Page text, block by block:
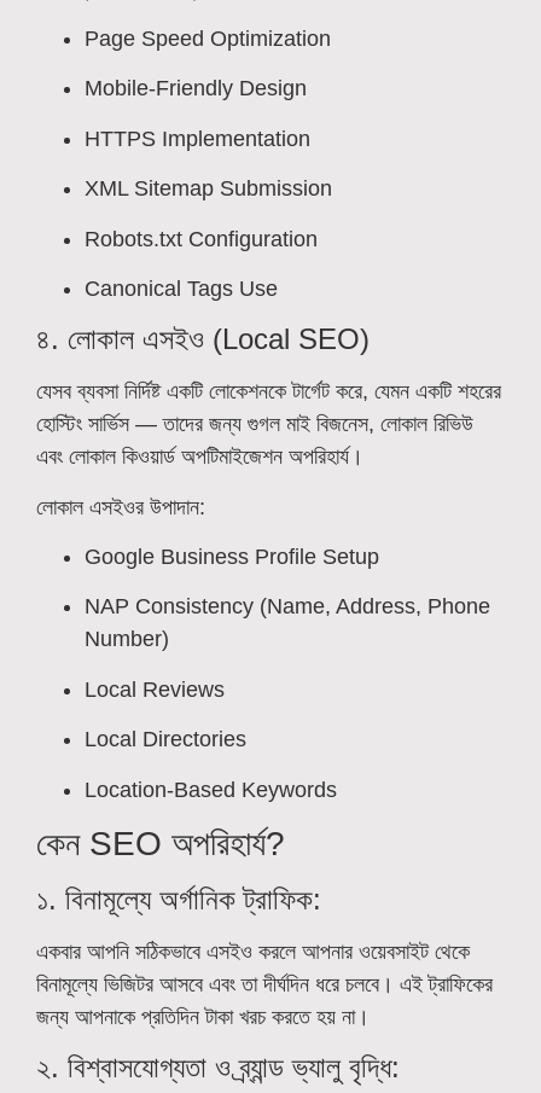
Page Speed Optimization
Mobile-Friendly Design
HTTPS Implementation
XML Sitemap Submission
Robots.txt Configuration
Canonical Tags Use
৪. লোকাল এসইও (Local SEO)
যেসব ব্যবসা নির্দিষ্ট একটি লোকেশনকে টার্গেট করে, যেমন একটি শহরের
হোস্টিং সার্ভিস — তাদের জন্য গুগল মাই বিজনেস, লোকাল রিভিউ
এবং লোকাল কিওয়ার্ড অপটিমাইজেশন অপরিহার্য।
লোকাল এসইওর উপাদান:
Google Business Profile Setup
NAP Consistency (Name, Address, Phone
Number)
Local Reviews
Local Directories
Location-Based Keywords
কেন SEO অপরিহার্য?
১. বিনামূল্যে অর্গানিক ট্রাফিক:
একবার আপনি সঠিকভাবে এসইও করলে আপনার ওয়েবসাইট থেকে
বিনামূল্যে ভিজিটর আসবে এবং তা দীর্ঘদিন ধরে চলবে। এই ট্রাফিকের
জন্য আপনাকে প্রতিদিন টাকা খরচ করতে হয় না।
২. বিশ্বাসযোগ্যতা ও ব্র্যান্ড ভ্যালু বৃদ্ধি: